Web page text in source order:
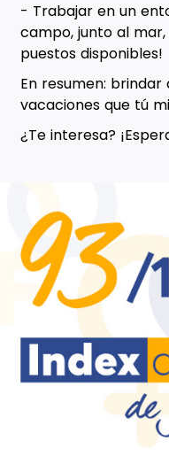
- Trabajar en un
campo, junto al
puestos disponibles!
En resumen:
vacaciones que tú
¿Te interesa?